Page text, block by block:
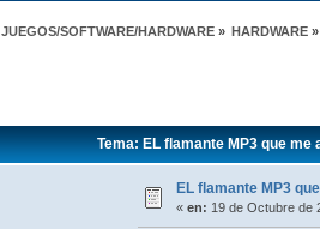
JUEGOS/SOFTWARE/HARDWARE» HARDWARE»
Tema: EL flamante MP3 que
EL flamante MP3
« en: 19 de Octubre de